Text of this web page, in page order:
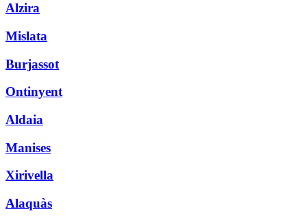
Alzira
Mislata
Burjassot
Ontinyent
Aldaia
Manises
Xirivella
Alaquàs